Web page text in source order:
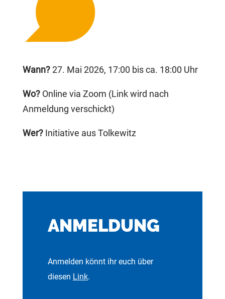
Wann?27. Mai 2026, 17:00 bis ca. 18:00 Uhr
Wo? Online via Zoom (Link wird nach
Anmeldung verschickt)
Wer?Initiative aus Tolkewitz
ANMELDUNG
Anmelden könnt ihr euch über
diesen Link.